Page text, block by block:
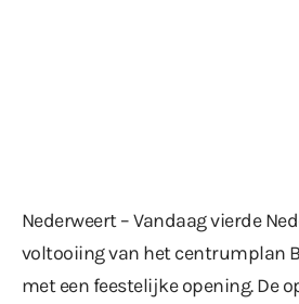
Nederweert – Vandaag vierde
voltooiing van het centrumplan
met een feestelijke opening. De